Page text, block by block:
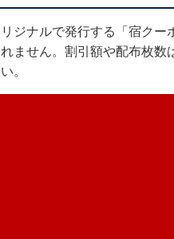
ジナルで発行する「宿クー
ません。割引額や配布枚
。